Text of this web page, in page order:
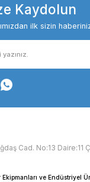
Kaydolun
ilk sizin
Cad. No:13 Daire:11
Ekipmanları ve Endüstriyel